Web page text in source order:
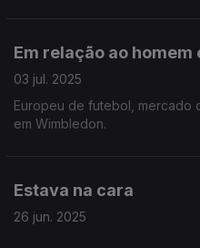
Em relação ao homem
03 jul. 2025
Europeu de futebol, mercado
em Wimbledon.
Estava na cara
26 jun. 2025